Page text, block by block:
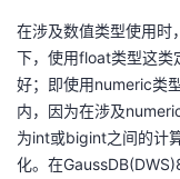
在涉及数值类型使用时
下，使用float类型这类
好；即使用numeric类
内，因为在涉及
为int或bigint之间的计
化。在